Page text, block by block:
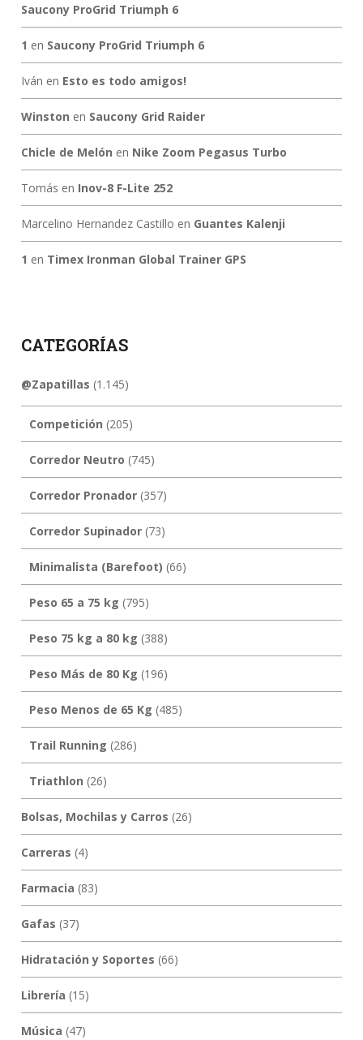
Saucony ProGrid Triumph 6
1 en Saucony ProGrid Triumph 6
Iván en Esto es todo amigos!
Winston en Saucony Grid Raider
Chicle de Melón en Nike Zoom Pegasus Turbo
Tomás en Inov-8 F-Lite 252
Marcelino Hernandez Castillo en Guantes Kalenji
1 en Timex Ironman Global Trainer GPS
CATEGORÍAS
@Zapatillas (1.145)
Competición (205)
Corredor Neutro (745)
Corredor Pronador(357)
Corredor Supinador(73)
Minimalista (Barefoot) (66)
Peso 65 a 75 kg (795)
Peso 75 kg a 80 kg (388)
Peso Más de 80 Kg (196)
Peso Menos de 65 Kg (485)
Trail Running (286)
Triathlon (26)
Bolsas, Mochilas y Carros (26)
Carreras (4)
Farmacia (83)
Gafas (37)
Hidratación y Soportes (66)
Librería (15)
Música (47)